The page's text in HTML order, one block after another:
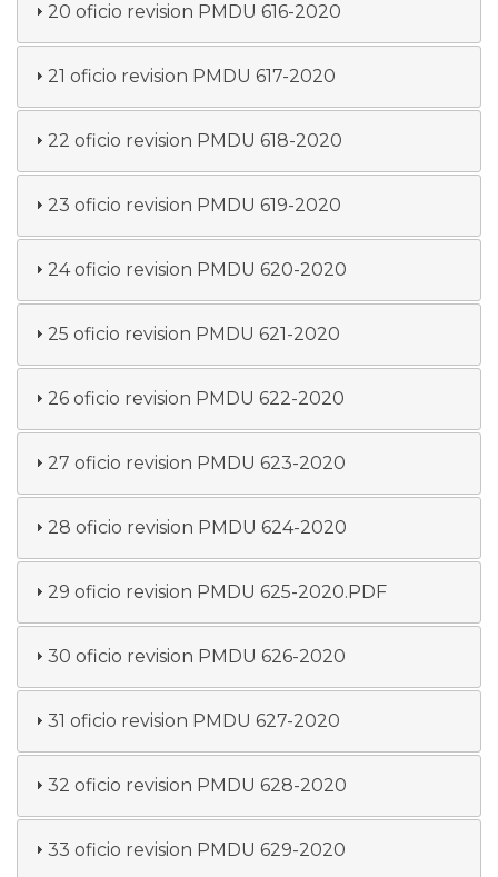
20 oficio revision PMDU 616-2020
21 oficio revision PMDU 617-2020
22 oficio revision PMDU 618-2020
23 oficio revision PMDU 619-2020
24 oficio revision PMDU 620-2020
25 oficio revision PMDU 621-2020
26 oficio revision PMDU 622-2020
27 oficio revision PMDU 623-2020
28 oficio revision PMDU 624-2020
29 oficio revision PMDU 625-2020.PDF
30 oficio revision PMDU 626-2020
31 oficio revision PMDU 627-2020
32 oficio revision PMDU 628-2020
33 oficio revision PMDU 629-2020